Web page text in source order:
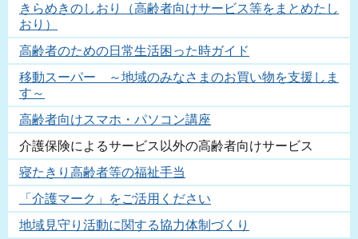
きらめきのしおり（高齢者向けサービス等をまとめたし
おり）
高齢者のための日常生活困った時ガイド
移動スーパー ～地域のみなさまのお買い物を支援しま
す～
高齢者向けスマホ・パソコン講座
介護保険によるサービス以外の高齢者向けサービス
寝たきり高齢者等の福祉手当
「介護マーク」をご活用ください
地域見守り活動に関する協力体制づくり